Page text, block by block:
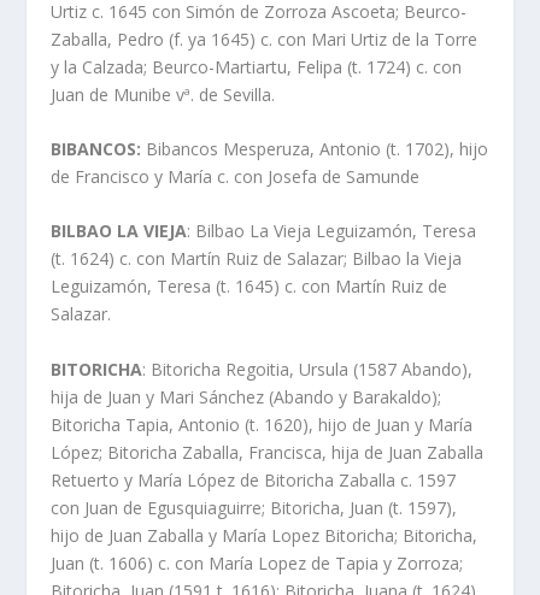
Urtiz c. 1645 con Simón de Zorroza Ascoeta; Beurco-
Zaballa, Pedro (f. ya 1645) c. con Mari Urtiz de la Torre
y la Calzada; Beurco-Martiartu, Felipa (t. 1724) c. con
Juan de Munibe vª. de Sevilla.
BIBANCOS: Bibancos Mesperuza, Antonio (t. 1702), hijo
de Francisco y Marí­a c. con Josefa de Samunde
BILBAO LA VIEJA: Bilbao La Vieja Leguizamón, Teresa
(t. 1624) c. con Martí­n Ruiz de Salazar; Bilbao la Vieja
Leguizamón, Teresa (t. 1645) c. con Martí­n Ruiz de
Salazar.
BITORICHA: Bitoricha Regoitia, Ursula (1587 Abando),
hija de Juan y Mari Sánchez (Abando y Barakaldo);
Bitoricha Tapia, Antonio (t. 1620), hijo de Juan y Marí­a
López; Bitoricha Zaballa, Francisca, hija de Juan Zaballa
Retuerto y Marí­a López de Bitoricha Zaballa c. 1597
con Juan de Egusquiaguirre; Bitoricha, Juan (t. 1597),
hijo de Juan Zaballa y Marí­a Lopez Bitoricha; Bitoricha,
Juan (t. 1606) c. con Marí­a Lopez de Tapia y Zorroza;